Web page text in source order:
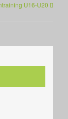
U16-U20